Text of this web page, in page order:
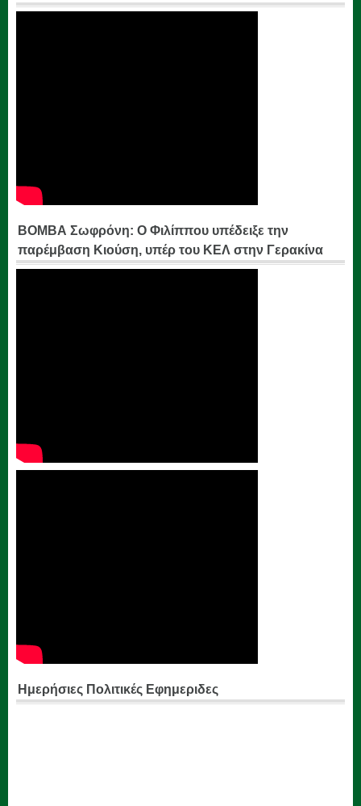
ΒΟΜΒΑ Σωφρόνη: Ο Φιλίππου υπέδειξε την
παρέμβαση Κιούση, υπέρ του ΚΕΛ στην Γερακίνα
Ημερήσιες Πολιτικές Εφημεριδες